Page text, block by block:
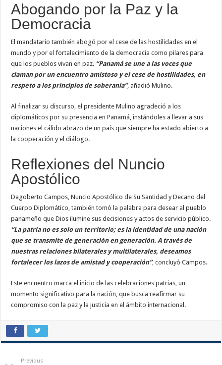
Abogando por la Paz y la
Democracia
El mandatario también abogó por el cese de las hostilidades en el
mundo y por el fortalecimiento de la democracia como pilares para
que los pueblos vivan en paz. “Panamá se une a las voces que
claman por un encuentro amistoso y el cese de hostilidades, en
respeto a los principios de soberanía”, añadió Mulino.
Al finalizar su discurso, el presidente Mulino agradeció a los
diplomáticos por su presencia en Panamá, instándoles a llevar a sus
naciones el cálido abrazo de un país que siempre ha estado abierto a
la cooperación y el diálogo.
Reflexiones del Nuncio
Apostólico
Dagoberto Campos, Nuncio Apostólico de Su Santidad y Decano del
Cuerpo Diplomático, también tomó la palabra para desear al pueblo
panameño que Dios ilumine sus decisiones y actos de servicio público.
“La patria no es solo un territorio; es la identidad de una nación
que se transmite de generación en generación. A través de
nuestras relaciones bilaterales y multilaterales, deseamos
fortalecer los lazos de amistad y cooperación”, concluyó Campos.
Este encuentro marca el inicio de las celebraciones patrias, un
momento significativo para la nación, que busca reafirmar su
compromiso con la paz y la justicia en el ámbito internacional.
Previous